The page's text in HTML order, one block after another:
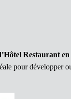
Restaurant
pour développer